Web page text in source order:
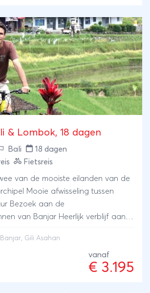
& Lombok, 18 dagen
Bali
18 dagen
Fietsreis
van de mooiste eilanden van de
tussen
de
Heerlijk verblijf aan
Gili Asahan
vanaf
€ 3.195